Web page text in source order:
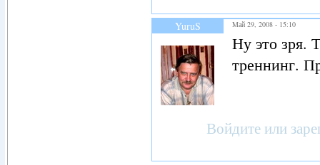
YuruS Май 29, 2008 - 15:10
Ну это зря.
треннинг.
Войдите или